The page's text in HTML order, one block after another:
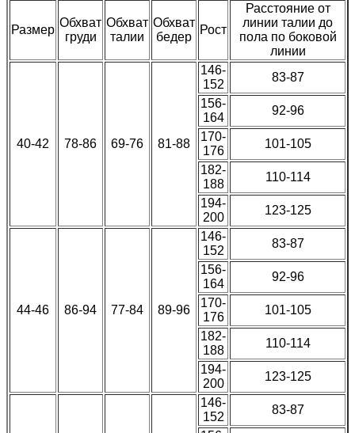
Размер
Обхват
груди
Обхват
талии
Обхват
бедер
Рост
Расстояние от
линии талии до
пола по боковой
линии
40-42 78-86 69-76 81-88
146-
152
83-87
156-
164
92-96
170-
176
101-105
182-
188
110-114
194-
200
123-125
44-46 86-94 77-84 89-96
146-
152
83-87
156-
164
92-96
170-
176
101-105
182-
188
110-114
194-
200
123-125
146-
152
83-87